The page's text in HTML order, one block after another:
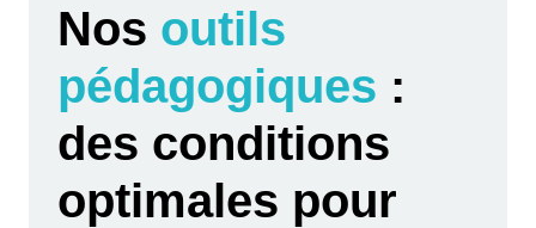
Nos outils
pédagogiques :
des conditions
optimales pour